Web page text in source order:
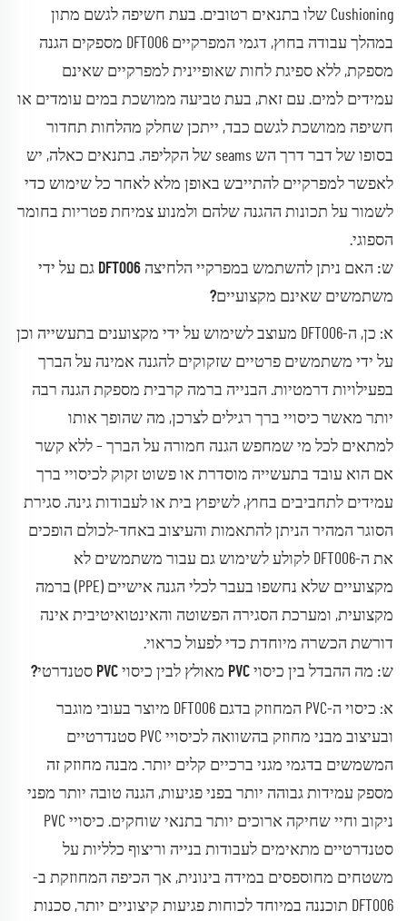
Cushioning שלו בתנאים רטובים. בעת חשיפה לגשם מתון
במהלך עבודה בחוץ, דגמי המפרקיים DFT006 מספקים הגנה
מספקת, ללא ספיגת לחות שאופיינית למפרקיים שאינם
עמידים למים. עם זאת, בעת טביעה ממושכת במים עומדים או
חשיפה ממושכת לגשם כבד, ייתכן שחלק מהלחות תחדור
בסופו של דבר דרך הש seams של הקליפה. בתנאים כאלה, יש
לאפשר למפרקיים להתייבש באופן מלא לאחר כל שימוש כדי
לשמור על תכונות ההגנה שלהם ולמנוע צמיחת פטריות בחומר
הספוגי.
ש: האם ניתן להשתמש במפרקיי הלחיצה DFT006 גם על ידי
משתמשים שאינם מקצועיים?
א: כן, ה-DFT006 מעוצב לשימוש על ידי מקצוענים בתעשייה וכן
על ידי משתמשים פרטיים שזקוקים להגנה אמינה על הברך
בפעילויות דרמטיות. הבנייה ברמה קרבית מספקת הגנה רבה
יותר מאשר כיסויי ברך רגילים לצרכן, מה שהופך אותו
למתאים לכל מי שמחפש הגנה חמורה על הברך – ללא קשר
אם הוא עובד בתעשייה מוסדרת או פשוט זקוק לכיסויי ברך
עמידים לתחביבים בחוץ, לשיפוץ בית או לעבודות גינה. סגירת
הסוגר המהיר הניתן להתאמות והעיצוב באחד-לכולם הופכים
את ה-DFT006 לקולע לשימוש גם עבור משתמשים לא
מקצועיים שלא נחשפו בעבר לכלי הגנה אישיים (PPE) ברמה
מקצועית, ומערכת הסגירה הפשוטה והאינטואיטיבית אינה
דורשת הכשרה מיוחדת כדי לפעול כראוי.
ש: מה ההבדל בין כיסוי PVC מאולץ לבין כיסוי PVC סטנדרטי?
א: כיסוי ה-PVC המחוזק בדגם DFT006 מיוצר בעובי מוגבר
ובעיצוב מבני מחוזק בהשוואה לכיסויי PVC סטנדרטיים
המשמשים בדגמי מגני ברכיים קלים יותר. מבנה מחוזק זה
מספק עמידות גבוהה יותר בפני פגיעות, הגנה טובה יותר מפני
ניקוב וחיי שחיקה ארוכים יותר בתנאי שוחקים. כיסויי PVC
סטנדרטיים מתאימים לעבודות בנייה וריצוף כלליות על
משטחים מחוספסים במידה בינונית, אך הכיפה המחוזקת ב-
DFT006 תוכננה במיוחד לכוחות פגיעות קיצוניים יותר, סכנות